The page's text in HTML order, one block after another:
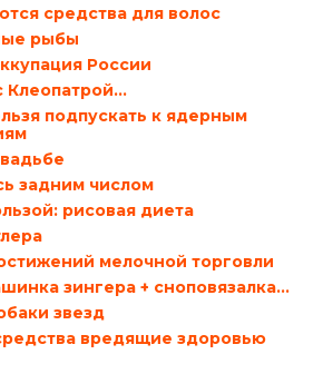
средства для волос
рыбы
России
Клеопатрой…
подпускать к ядерным
задним числом
рисовая диета
мелочной торговли
зингера + сноповязалка...
звезд
вредящие здоровью